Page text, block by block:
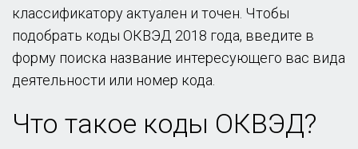
классификатору актуален и точен. Чтобы
подобрать коды ОКВЭД 2018 года, введите в
форму поиска название интересующего вас вида
деятельности или номер кода.
Что такое коды ОКВЭД?